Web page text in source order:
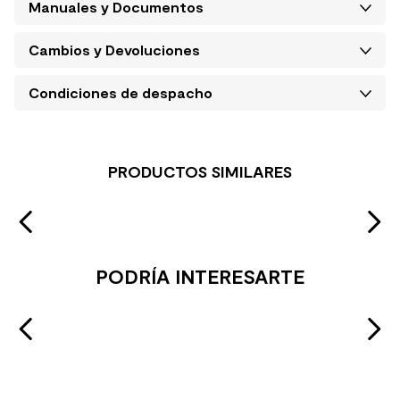
Manuales y Documentos
Cambios y Devoluciones
Condiciones de despacho
PRODUCTOS SIMILARES
PODRÍA INTERESARTE